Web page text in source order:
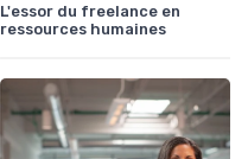
L'essor du freelance en
ressources humaines